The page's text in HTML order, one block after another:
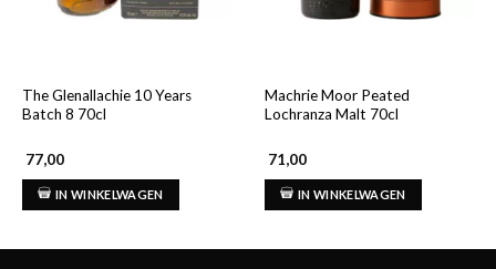
The Glenallachie 10 Years
Batch 8 70cl
77,00
IN WINKELWAGEN
Machrie Moor Peated
Lochranza Malt 70cl
71,00
IN WINKELWAGEN